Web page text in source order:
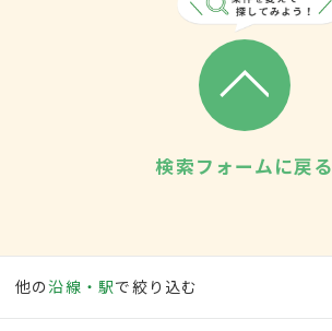
検索フォームに戻る
他の沿線・駅で絞り込む